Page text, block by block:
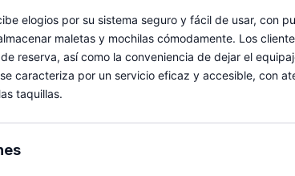
elogios por su sistema seguro y fácil de usar, con
maletas y mochilas cómodamente. Los
reserva, así como la conveniencia de dejar el
caracteriza por un servicio eficaz y accesible, con
taquillas.